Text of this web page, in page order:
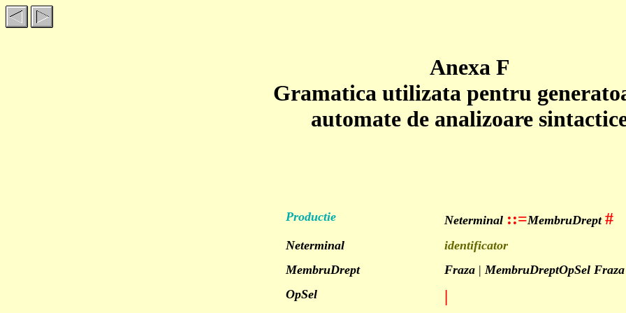
Anexa F
Gramatica utilizata pentru
automate de analizoare
Productie Neterminal ::=MembruDrept #
Neterminal
identificator
MembruDrept
Fraza |MembruDreptOpSel Fraza
OpSel
|